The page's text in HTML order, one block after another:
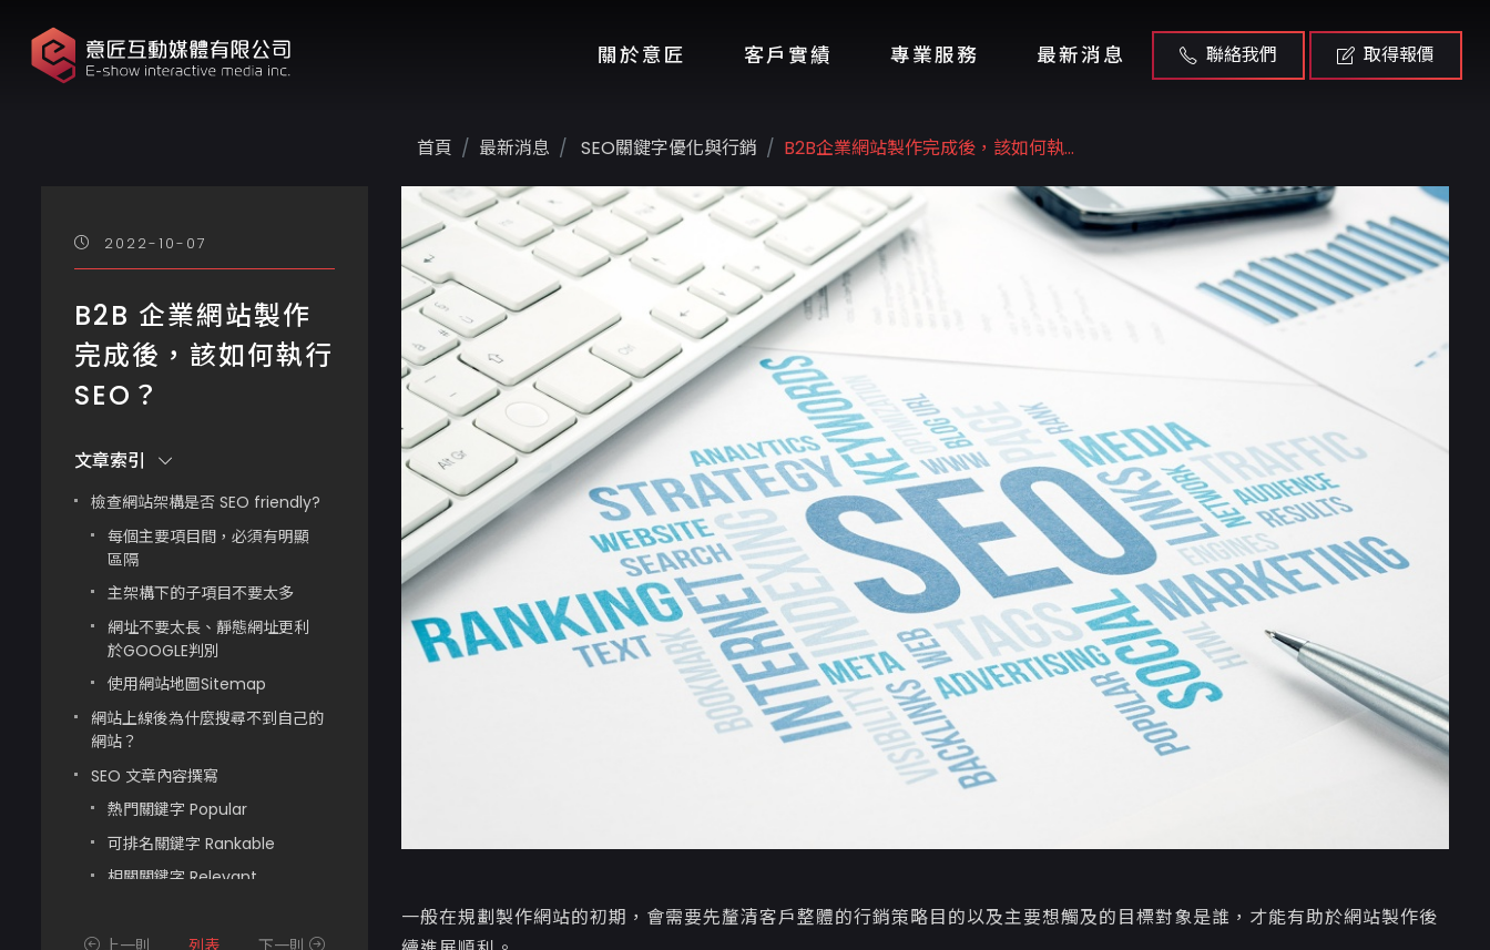
關於意匠 客戶實績 專業服務 最新消息 聯絡我們 取得報價
首頁 最新消息 SEO關鍵字優化與行銷 B2B企業網站製作完成後，該如何執...
2022-10-07
B2B 企業網站製作
完成後，該如何執行
SEO？
文章索引
檢查網站架構是否 SEO friendly?
每個主要項目間，必須有明顯
區隔
主架構下的子項目不要太多
網址不要太長、靜態網址更利
於GOOGLE判別
使用網站地圖Sitemap
網站上線後為什麼搜尋不到自己的
網站？
SEO 文章內容撰寫
熱門關鍵字 Popular
可排名關鍵字 Rankable
相關關鍵字 Relevant
上一則
列表 下一則
一般在規劃製作網站的初期，會需要先釐清客戶整體的行銷策略目的以及主要想觸及的目標對象是誰，才能有助於網站製作後